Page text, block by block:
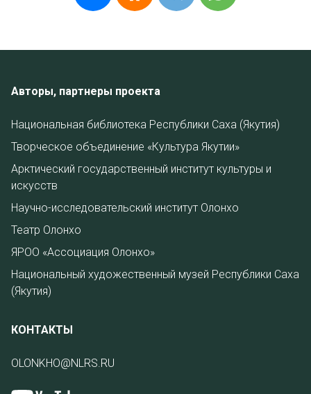
Авторы, партнеры проекта
Национальная библиотека Республики Саха (Якутия)
Творческое объединение «Культура Якутии»
Арктический государственный институт культуры и
искусств
Научно-исследовательский институт Олонхо
Театр Олонхо
ЯРОО «Ассоциация Олонхо»
Национальный художественный музей Республики Саха
(Якутия)
КОНТАКТЫ
OLONKHO@NLRS.RU